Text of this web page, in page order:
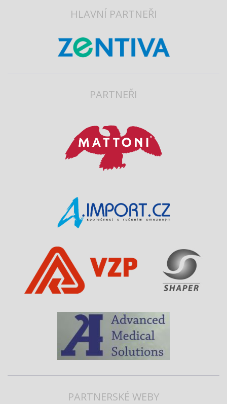
HLAVNÍ PARTNEŘI
PARTNEŘI
PARTNERSKÉ WEBY